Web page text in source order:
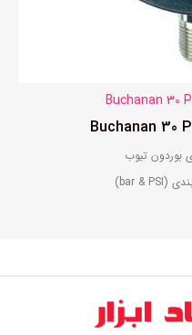
بوردون تیوب
، پتروشیمی ، گاز و ...